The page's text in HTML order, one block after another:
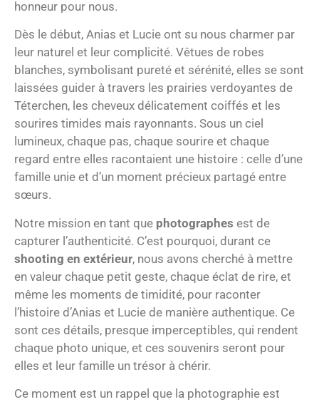
honneur pour nous.
Dès le début, Anias et Lucie ont su nous charmer par
leur naturel et leur complicité. Vêtues de robes
blanches, symbolisant pureté et sérénité, elles se sont
laissées guider à travers les prairies verdoyantes de
Téterchen, les cheveux délicatement coiffés et les
sourires timides mais rayonnants. Sous un ciel
lumineux, chaque pas, chaque sourire et chaque
regard entre elles racontaient une histoire : celle d’une
famille unie et d’un moment précieux partagé entre
sœurs.
Notre mission en tant que photographes est de
capturer l’authenticité. C’est pourquoi, durant ce
shooting en extérieur, nous avons cherché à mettre
en valeur chaque petit geste, chaque éclat de rire, et
même les moments de timidité, pour raconter
l’histoire d’Anias et Lucie de manière authentique. Ce
sont ces détails, presque imperceptibles, qui rendent
chaque photo unique, et ces souvenirs seront pour
elles et leur famille un trésor à chérir.
Ce moment est un rappel que la photographie est